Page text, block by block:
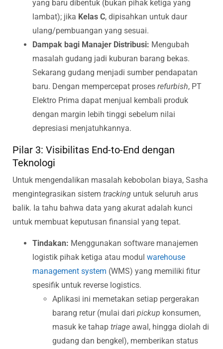
yang baru dibentuk (bukan pihak ketiga yang
lambat); jika Kelas C, dipisahkan untuk daur
ulang/pembuangan yang sesuai.
Dampak bagi Manajer Distribusi: Mengubah
masalah gudang jadi kuburan barang bekas.
Sekarang gudang menjadi sumber pendapatan
baru. Dengan mempercepat proses refurbish, PT
Elektro Prima dapat menjual kembali produk
dengan margin lebih tinggi sebelum nilai
depresiasi menjatuhkannya.
Pilar 3: Visibilitas End-to-End dengan
Teknologi
Untuk mengendalikan masalah kebobolan biaya, Sasha
mengintegrasikan sistem tracking untuk seluruh arus
balik. Ia tahu bahwa data yang akurat adalah kunci
untuk membuat keputusan finansial yang tepat.
Tindakan: Menggunakan software manajemen
logistik pihak ketiga atau modul warehouse
management system (WMS) yang memiliki fitur
spesifik untuk reverse logistics.
Aplikasi ini memetakan setiap pergerakan
barang retur (mulai dari pickup konsumen,
masuk ke tahap triage awal, hingga diolah di
gudang dan bengkel), memberikan status